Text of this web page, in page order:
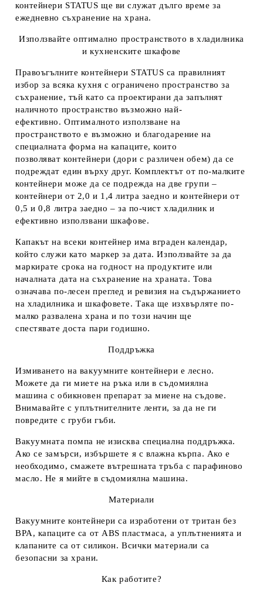
контейнери STATUS ще ви служат дълго време за
ежедневно съхранение на храна.
Използвайте оптимално пространството в хладилника
и кухненските шкафове
Правоъгълните контейнери STATUS са правилният
избор за всяка кухня с ограничено пространство за
съхранение, тъй като са проектиранида запълнят
наличното пространство възможно най-
ефективно. Оптималното използване на
пространството е възможно и благодарение на
специалната форма на капаците, които
позволяватконтейнери (дори с различен обем) да се
подреждат един върху друг. Комплектът от по-малките
контейнери може да се подрежда на две групи –
контейнери от 2,0 и 1,4 литра заедно и контейнери от
0,5 и 0,8 литра заедно – за по-чист хладилник и
ефективно използвани шкафове.
Капакът на всеки контейнер има вграден календар,
който служи като маркер за дата. Използвайте за да
маркирате срока на годност на продуктите или
началната дата на съхранение на храната. Това
означава по-лесен преглед и ревизия на съдържанието
на хладилника и шкафовете. Така ще изхвърляте по-
малко развалена храна и по този начинще
спестявате доста пари годишно.
Поддръжка
Измиването на вакуумните контейнери е лесно.
Можете да ги миете на ръка илив съдомиялна
машина с обикновен препарат за миене на съдове.
Внимавайте с уплътнителните ленти, за да не ги
повредите с груби гъби.
Вакуумната помпа не изисква специална поддръжка.
Ако се замърси, избършете я с влажна кърпа. Ако е
необходимо, смажете вътрешната тръба с парафиново
масло. Не я мийте в съдомиялна машина.
Материали
Вакуумните контейнери са изработени от тритан без
BPA, капаците са от ABS пластмаса, а уплътненията и
клапаните са от силикон. Всички материали са
безопасни за храни.
Как работите?